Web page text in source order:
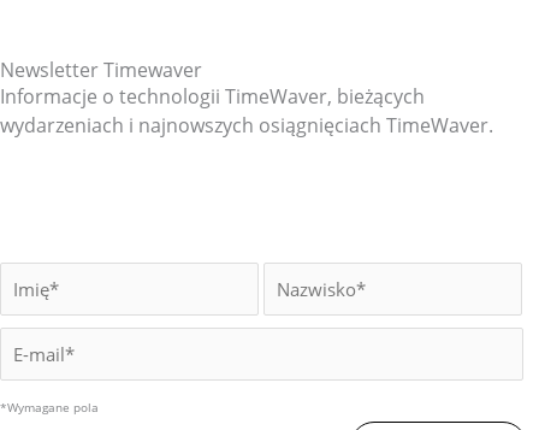
Newsletter Timewaver
Informacje o technologii TimeWaver, bieżących
wydarzeniach i najnowszych osiągnięciach TimeWaver.
*Wymagane pola